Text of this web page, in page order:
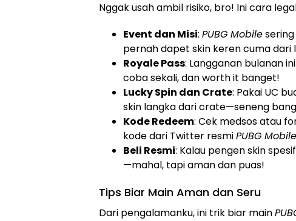
Nggak usah ambil risiko, bro! Ini cara
Event dan Misi: PUBG Mobile
pernah dapet skin keren cuma dari
Royale Pass: Langganan bulanan
coba sekali, dan worth it banget!
Lucky Spin dan Crate: Pakai UC
skin langka dari crate—seneng
Kode Redeem: Cek medsos atau
kode dari Twitter resmiPUBG Mobile
Beli Resmi: Kalau pengen skin
—mahal, tapi aman dan puas!
Tips Biar Main Aman dan Seru
Dari pengalamanku, ini trik biar main